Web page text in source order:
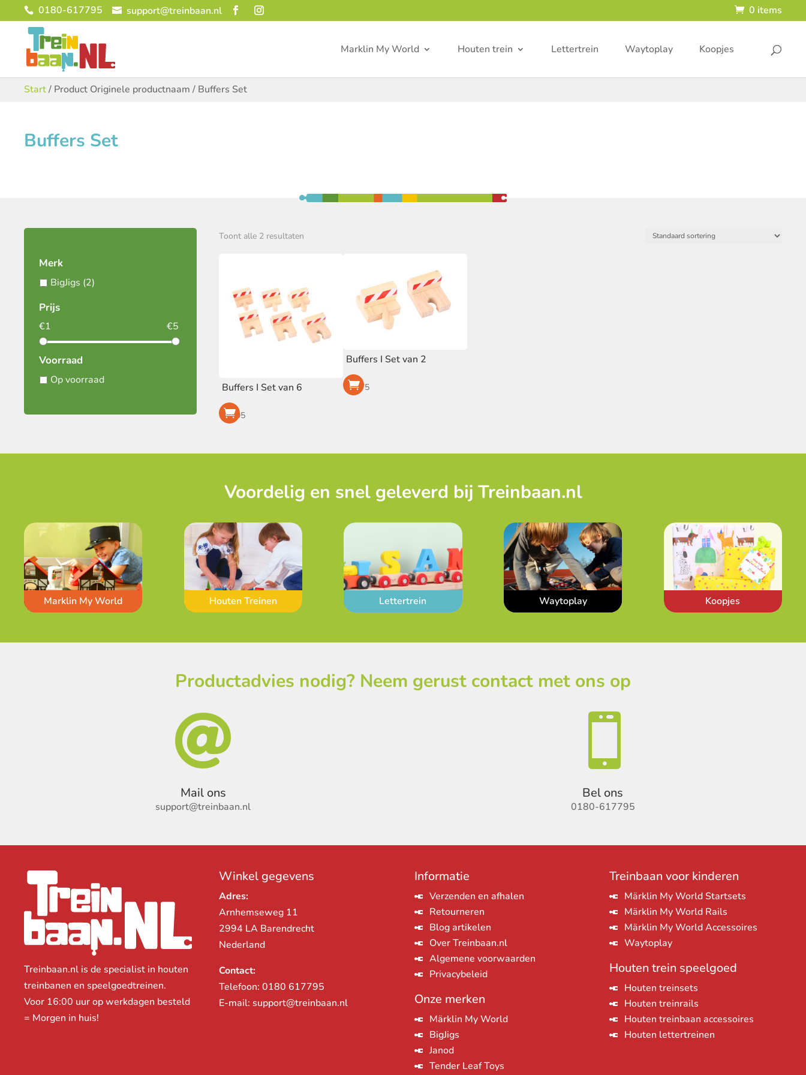
0180-617795 support@treinbaan.nl 0 items
Marklin My World Houten trein Lettertrein Waytoplay Koopjes
Start/ Product Originele productnaam / Buffers Set
Buffers Set
Merk
BigJigs (2)
Prijs
€1 €5
Voorraad
Op voorraad
Toont alle 2 resultaten
Buffers I Set van 6
€4,95
Buffers I Set van 2
€1,75
Voordelig en snel geleverd bij Treinbaan.nl
Marklin My World Houten Treinen Lettertrein Waytoplay Koopjes
Productadvies nodig? Neem gerust contact met ons op

Mail ons
support@treinbaan.nl

Bel ons
0180-617795
Treinbaan.nl is de specialist in houten
treinbanen en speelgoedtreinen.
Voor 16:00 uur op werkdagen besteld
= Morgen in huis!
Winkel gegevens
Adres:
Arnhemseweg 11
2994 LA Barendrecht
Nederland
Contact:
Telefoon:0180 617795
E-mail:support@treinbaan.nl
Informatie
Verzenden en afhalen
Retourneren
Blog artikelen
Over Treinbaan.nl
Algemene voorwaarden
Privacybeleid
Onze merken
Märklin My World
BigJigs
Janod
Tender Leaf Toys
Treinbaan voor kinderen
Märklin My World Startsets
Märklin My World Rails
Märklin My World Accessoires
Waytoplay
Houten trein speelgoed
Houten treinsets
Houten treinrails
Houten treinbaan accessoires
Houten lettertreinen